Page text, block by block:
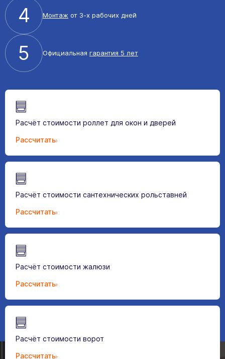
4 Монтаж от 3-х рабочих дней
5 Официальная гарантия 5 лет
Расчёт стоимости роллет для окон и дверей
Рассчитать
Расчёт стоимости сантехнических рольставней
Рассчитать
Расчёт стоимости жалюзи
Рассчитать
Расчёт стоимости ворот
Рассчитать